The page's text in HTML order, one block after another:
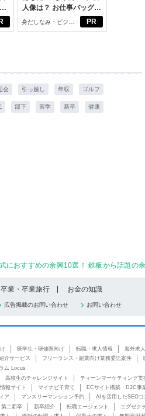
PR
人像は？ お仕事バッグ選
びから始める新生活
身だしなみ・ビジネ
スアイテム
会 引っ越し 年収 ゴルフ
部下 留学 新卒 健康
におすすめの余興10選！ 鉄板から話題の
卒業・卒業旅行 お金の知識
広告掲載のお問い合わせ お問い合わせ
医学生・研修医向け 転職・求人情報 海外求人
介サービス フリーランス・副業向け業務委託案件
ム Locus
高校生のチャレンジサイト ティーンマーケティング支
報サイト マイナビ子育て ECサイト構築・D2C事
ア マンスリーマンション予約 AIを活用したSEO
第二新卒 新卒紹介 転職エージェント エグゼク